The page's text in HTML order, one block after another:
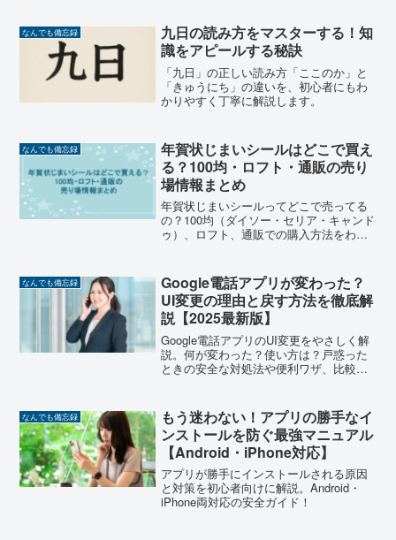
なんでも備忘録
九日の読み方をマスターする！知
識をアピールする秘訣
「九日」の正しい読み方「ここのか」と
「きゅうにち」の違いを、初心者にもわ
かりやすく丁寧に解説します。
なんでも備忘録
年賀状じまいシールはどこで買え
る？100均・ロフト・通販の売り
場情報まとめ
年賀状じまいシールってどこで売ってる
の？100均（ダイソー・セリア・キャンド
ゥ）、ロフト、通販での購入方法をわか
なんでも備忘録
Google電話アプリが変わった？
UI変更の理由と戻す方法を徹底解
説【2025最新版】
Google電話アプリのUI変更をやさしく解
説。何が変わった？使い方は？戸惑った
ときの安全な対処法や便利ワザ、比較、
版】
なんでも備忘録
もう迷わない！アプリの勝手なイ
ンストールを防ぐ最強マニュアル
【Android・iPhone対応】
アプリが勝手にインストールされる原因
と対策を初心者向けに解説。Android・
iPhone両対応の安全ガイド！